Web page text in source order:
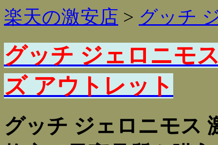
楽天の激安店 > グッチ
グッチ ジェロニモ
ズ アウトレット
グッチ ジェロニモス